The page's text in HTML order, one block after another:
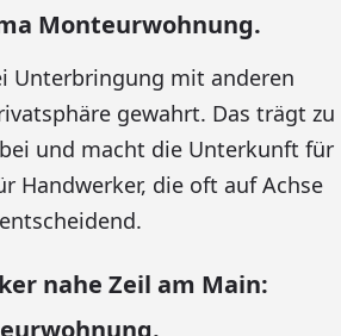
Monteurwohnung.
Unterbringung mit anderen
gewahrt. Das trägt zu
und macht die Unterkunft für
Handwerker, die oft auf Achse
nahe Zeil am Main: